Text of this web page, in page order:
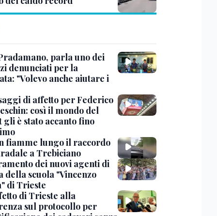
parla uno dei
denunciati per la
"Volevo anche aiutare i
di affetto per Federico
così il mondo del
gli è stato accanto fino
fiamme lungo il raccordo
a Trebiciano
dei nuovi agenti di
della scuola "Vincenzo
di Trieste
di Trieste alla
sul protocollo per